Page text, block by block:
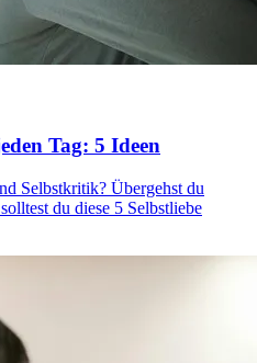
Tag: 5 Ideen
Selbstkritik? Übergehst du
du diese 5 Selbstliebe